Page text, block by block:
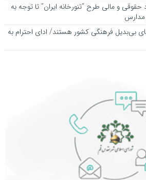
و مالی طرح “تنورخانه ایران” تا توجه به
بی‌بدیل فرهنگی کشور هستند/ ادای احترام به